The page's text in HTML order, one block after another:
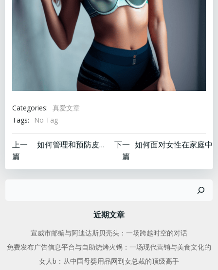
Categories: 真爱文章
Tags:
No Tag
文
章
上一
篇
如何管理和预防皮肤问题
文
章
航
下一
篇
近期文章
宣威市邮编与阿迪达斯贝壳头：一场跨越时空的对话
免费发布广告信息平台与自助烧烤火锅：一场现代营销与美食文化的
女人b：从中国母婴用品网到女总裁的顶级高手